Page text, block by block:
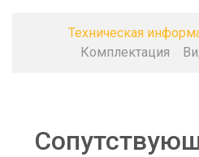
Техническая
Комплектация